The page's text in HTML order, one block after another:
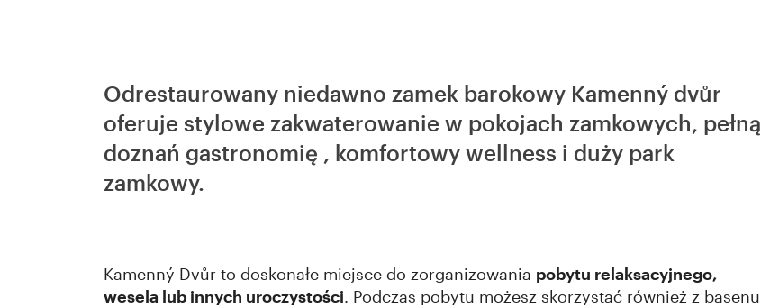
Odrestaurowany niedawno zamek barokowy Kamenný dvůr
oferuje stylowe zakwaterowanie w pokojach zamkowych, pełną
doznań gastronomię , komfortowy wellness i duży park
zamkowy.
Kamenný Dvůr to doskonałe miejsce do zorganizowania pobytu relaksacyjnego,
wesela lub innych uroczystości. Podczas pobytu możesz skorzystać również z basenu